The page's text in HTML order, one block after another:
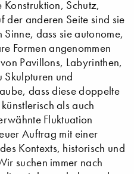
Schutz,
der anderen Seite sind sie
dass sie autonome,
Formen angenommen
Pavillons, Labyrinthen,
Skulpturen und
dass diese doppelte
als auch
Fluktuation
Auftrag mit einer
Kontexts, historisch und
suchen immer nach